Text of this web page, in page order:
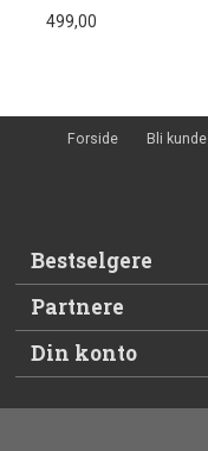
499,00
Forside Bli kunde
Bestselgere
Partnere
Din konto